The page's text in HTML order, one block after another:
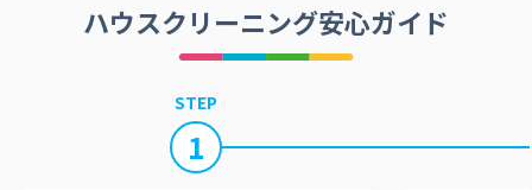
ハウスクリーニング安心ガイド
STEP
1